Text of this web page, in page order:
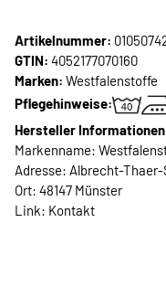
Artikelnummer:
GTIN: 4052177070160
Marken: Westfalenstoffe
Pflegehinweise:
Hersteller
Markenname:
Adresse: Albrecht-Thaer-
Ort: 48147 Münster
Link: Kontakt